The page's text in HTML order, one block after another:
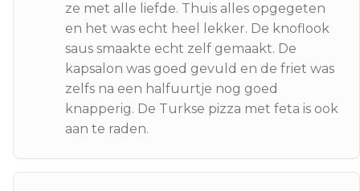
ze met alle liefde. Thuis alles opgegeten
en het was echt heel lekker. De knoflook
saus smaakte echt zelf gemaakt. De
kapsalon was goed gevuld en de friet was
zelfs na een halfuurtje nog goed
knapperig. De Turkse pizza met feta is ook
aan te raden.